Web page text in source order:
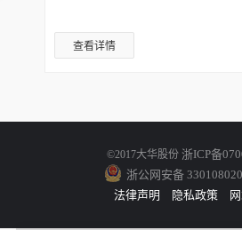
查看详情
©2017大华股份 浙ICP备
浙公网安备
法律声明
隐私政策